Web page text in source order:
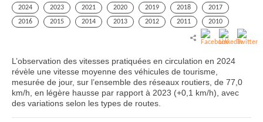
2024 2023 2021 2020 2019 2018
2017
2016
2015 2014 2013 2012 2011 2010
L’observation des vitesses pratiquées en circulation en 2024
révèle une vitesse moyenne des véhicules de tourisme,
mesurée de jour, sur l’ensemble des réseaux routiers, de 77,0
km/h, en légère hausse par rapport à 2023 (+0,1 km/h), avec
des variations selon les types de routes.